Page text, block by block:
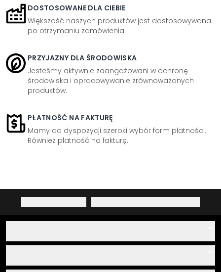
DOSTOSOWANE DLA CIEBIE
Większość naszych produktów jest dostosowywana
po otrzymaniu zamówienia.
PRZYJAZNY DLA ŚRODOWISKA
Jesteśmy aktywnie zaangażowani w ochronę
środowiska i opracowywanie zrównoważonych
produktów.
PŁATNOŚĆ NA FAKTURĘ
Mamy do dyspozycji szeroki wybór form płatności.
Również płatność na fakturę.
·
O nas